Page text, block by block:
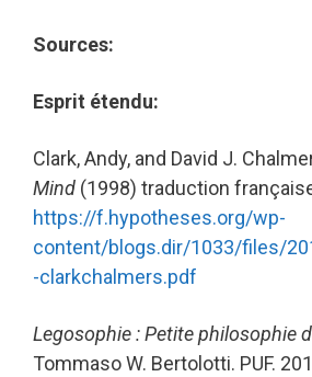
Sources:
Esprit étendu:
Clark, Andy, and David J.
Mind (1998) traduction
https://f.hypotheses.org/wp-
content/blogs.dir/1033/files/
-clarkchalmers.pdf
Legosophie : Petite philosophie
Tommaso W. Bertolotti. PUF.